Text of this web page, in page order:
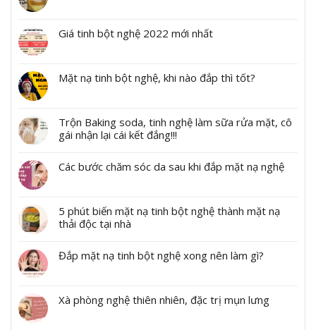
Giá tinh bột nghệ 2022 mới nhất
Mặt nạ tinh bột nghệ, khi nào đắp thì tốt?
Trộn Baking soda, tinh nghệ làm sữa rửa mặt, cô
gái nhận lại cái kết đắng!!!
Các bước chăm sóc da sau khi đắp mặt nạ nghệ
5 phút biến mặt nạ tinh bột nghệ thành mặt nạ
thải độc tại nhà
Đắp mặt nạ tinh bột nghệ xong nên làm gì?
Xà phòng nghệ thiên nhiên, đặc trị mụn lưng